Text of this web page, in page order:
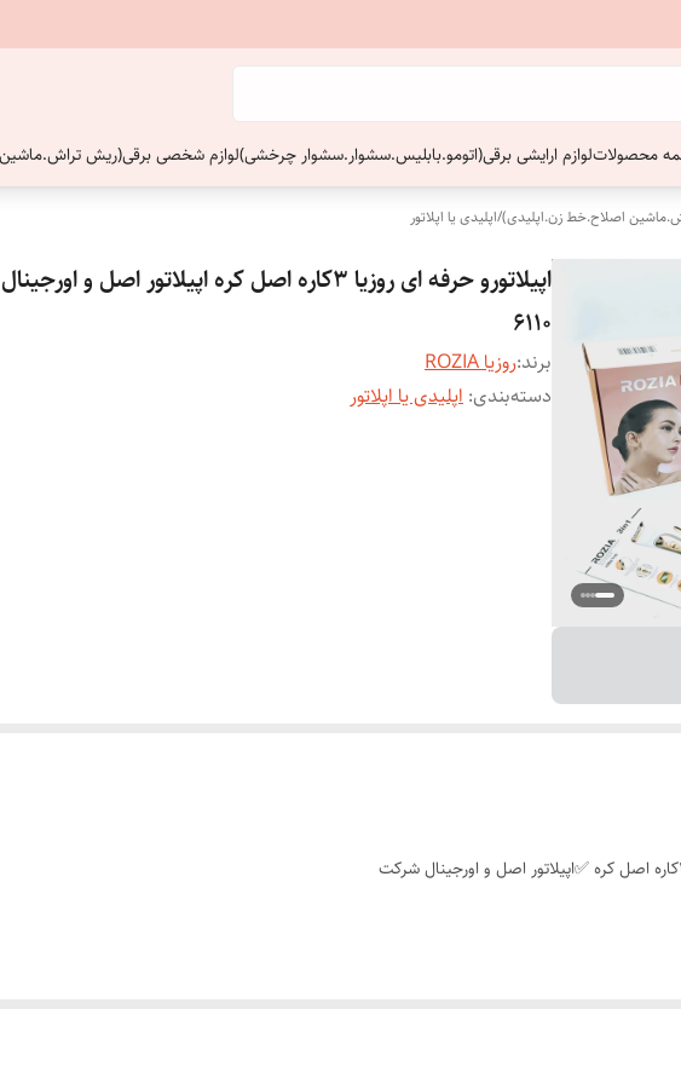
محصولاتلوازم ارایشی برقی(اتومو.بابلیس.سشوار.سشوار چرخشی)لوازم شخصی برقی(ریش
اصلاح.خط زن.اپلیدی)/اپلیدی یا اپلاتور
6110
برند:روزیا ROZIA
دسته‌بندی: اپلیدی یا اپلاتور